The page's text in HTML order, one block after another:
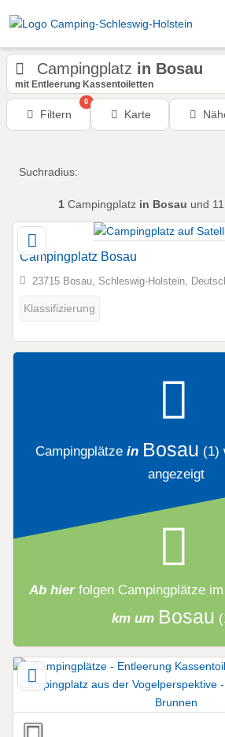
Campingplatz in Bosau
mit Entleerung Kassentoiletten
Filtern
0
Karte
Suchradius:
1 Campingplatz in Bosau und
Campingplatz Bosau
23715 Bosau, Schleswig-Holstein,
Klassifizierung
Campingplätze in Bosau (1)
angezeigt
Ab hier folgen Campingplätzeim
km um Bosau